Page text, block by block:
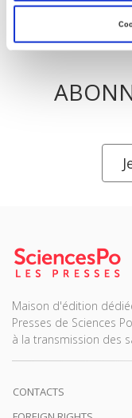
Maison d'édition
Presses de Sciences
à la transmission des
CONTACTS